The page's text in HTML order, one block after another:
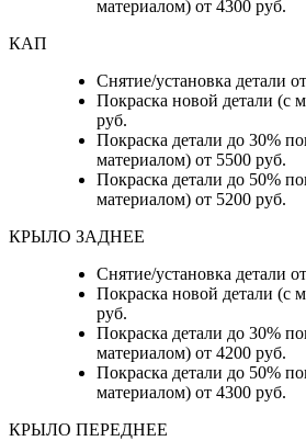
материалом) от 4300 руб.
КАП
Снятие/установка детали
Покраска новой детали (с
руб.
Покраска детали до 30%
материалом) от 5500 руб.
Покраска детали до 50%
материалом) от 5200 руб.
КРЫЛО ЗАДНЕЕ
Снятие/установка детали
Покраска новой детали (с
руб.
Покраска детали до 30%
материалом) от 4200 руб.
Покраска детали до 50%
материалом) от 4300 руб.
КРЫЛО ПЕРЕДНЕЕ